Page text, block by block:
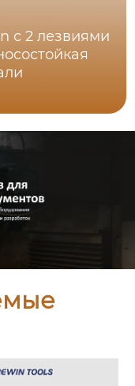
с 2 лезвиями